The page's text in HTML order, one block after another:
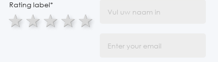
Rating label*
5 stars
4 stars
3 stars
2 stars
1 star